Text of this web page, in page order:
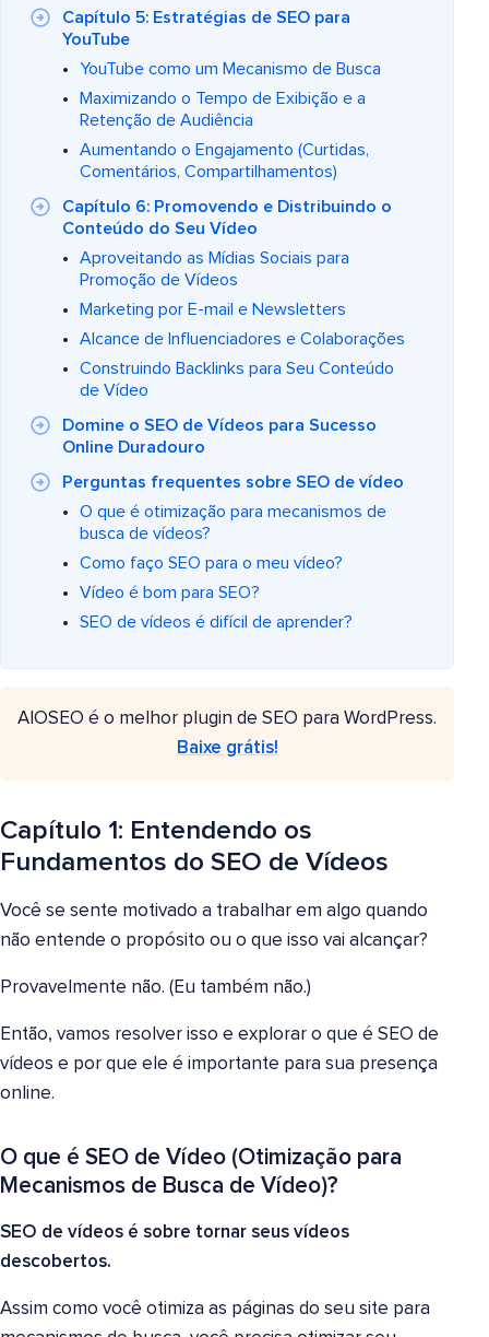
Capítulo 5: Estratégias de SEO para
YouTube
YouTube como um Mecanismo de Busca
Maximizando o Tempo de Exibição e a
Retenção de Audiência
Aumentando o Engajamento (Curtidas,
Comentários, Compartilhamentos)
Capítulo 6: Promovendo e Distribuindo o
Conteúdo do Seu Vídeo
Aproveitando as Mídias Sociais para
Promoção de Vídeos
Marketing por E-mail e Newsletters
Alcance de Influenciadores e Colaborações
Construindo Backlinks para Seu Conteúdo
de Vídeo
Domine o SEO de Vídeos para Sucesso
Online Duradouro
Perguntas frequentes sobre SEO de vídeo
O que é otimização para mecanismos de
busca de vídeos?
Como faço SEO para o meu vídeo?
Vídeo é bom para SEO?
SEO de vídeos é difícil de aprender?
AIOSEO é o melhor plugin de SEO para WordPress.
Baixe grátis!
Capítulo 1: Entendendo os
Fundamentos do SEO de Vídeos
Você se sente motivado a trabalhar em algo quando
não entende o propósito ou o que isso vai alcançar?
Provavelmente não. (Eu também não.)
Então, vamos resolver isso e explorar o que é SEO de
vídeos e por que ele é importante para sua presença
online.
O que é SEO de Vídeo (Otimização para
Mecanismos de Busca de Vídeo)?
SEO de vídeos é sobre tornar seus vídeos
descobertos.
Assim como você otimiza as páginas do seu site para